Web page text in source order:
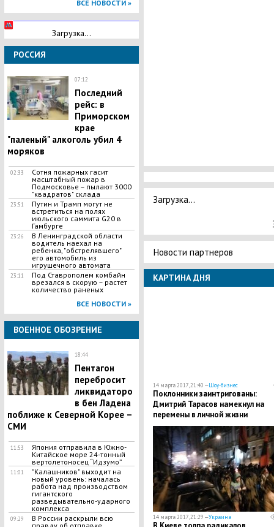
ВСЕ НОВОСТИ »
Загрузка...
РОССИЯ
07:12
Последний
рейс: в
Приморском
крае
"паленый" алкоголь убил 4
моряков
02:33
Сотня пожарных гасит
масштабный пожар в
Подмосковье – пылают 3000
"квадратов" склада
23:51
Путин и Трамп могут не
встретиться на полях
июльского саммита G20 в
Гамбурге
23:26
В Ленинградской области
водитель наехал на
ребенка, "обстрелявшего"
его автомобиль из
игрушечного автомата
23:11
Под Ставрополем комбайн
врезался в скорую – растет
количество раненых
ВСЕ НОВОСТИ »
ВОЕННОЕ ОБОЗРЕНИЕ
18:44
Пентагон
перебросит
ликвидаторо
в бен Ладена
поближе к Северной Корее –
СМИ
11:53
Япония отправила в Южно-
Китайское море 24-тонный
вертолетоносец “Идзумо”
11:01
"Калашников" выходит на
новый уровень: началась
работа над производством
гигантского
разведывательно-ударного
комплекса
09:29
В России раскрыли всю
Загрузка...
Новости партнеров
КАРТИНА ДНЯ
14 марта 2017, 21:40 —Шоу-бизнес
Поклонники заинтригованы:
Дмитрий Тарасов намекнул на
перемены в личной жизни
14 марта 2017, 21:29 —Украина